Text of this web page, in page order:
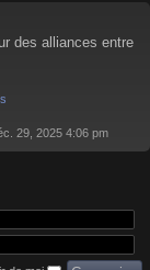
des alliances entre
29, 2025 4:06 pm